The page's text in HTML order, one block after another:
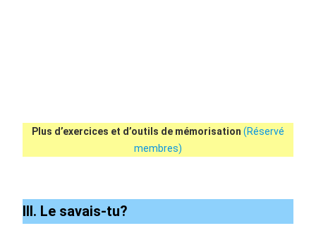
Plus d’exercices et d’outils de mémorisation (Réservé
membres)
III. Le savais-tu?